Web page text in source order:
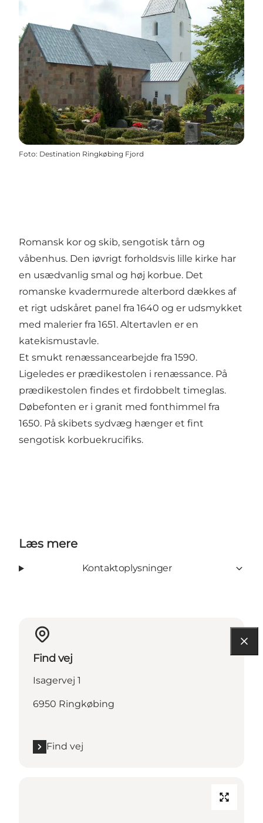
Foto: Destination Ringkøbing Fjord
Romansk kor og skib, sengotisk tårn og
våbenhus. Den iøvrigt forholdsvis lille kirke har
en usædvanlig smal og høj korbue. Det
romanske kvadermurede alterbord dækkes af
et rigt udskåret panel fra 1640 og er udsmykket
med malerier fra 1651. Altertavlen er en
katekismustavle.
Et smukt renæssancearbejde fra 1590.
Ligeledes er prædikestolen i renæssance. På
prædikestolen findes et firdobbelt timeglas.
Døbefonten er i granit med fonthimmel fra
1650. På skibets sydvæg hænger et fint
sengotisk korbuekrucifiks.
Læs mere
Kontaktoplysninger
Find vej
Isagervej 1
6950 Ringkøbing
Find vej